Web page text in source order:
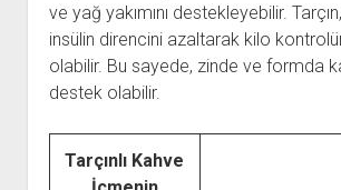
ve yağ yakımını destekleyebilir.
insülin direncini azaltarak kilo
olabilir. Bu sayede, zinde ve formda
destek olabilir.
Tarçınlı Kahve